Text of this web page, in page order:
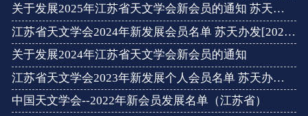
关于发展2025年江苏省天文学会新会员的通知 苏天办发〔2025〕6...
江苏省天文学会2024年新发展会员名单 苏天办发[2024] 16号
关于发展2024年江苏省天文学会新会员的通知
江苏省天文学会2023年新发展个人会员名单 苏天办发[2023] 16号 ...
中国天文学会--2022年新会员发展名单（江苏省）